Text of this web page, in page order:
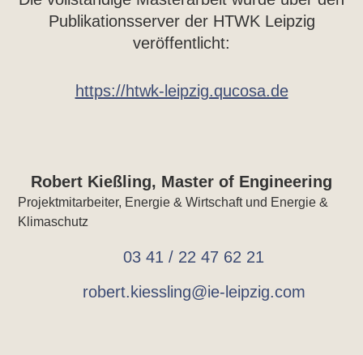
Publikationsserver der HTWK Leipzig
veröffentlicht:
https://htwk-leipzig.qucosa.de
Robert Kießling, Master of Engineering
Projektmitarbeiter, Energie & Wirtschaft und Energie &
Klimaschutz
03 41 / 22 47 62 21
robert.kiessling@ie-leipzig.com